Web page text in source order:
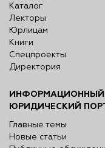
Каталог
Лекторы
Юрлицам
Книги
Спецпроекты
Директория
ИНФОРМАЦИОННЫЙ
ЮРИДИЧЕСКИЙ
Главные темы
Новые статьи